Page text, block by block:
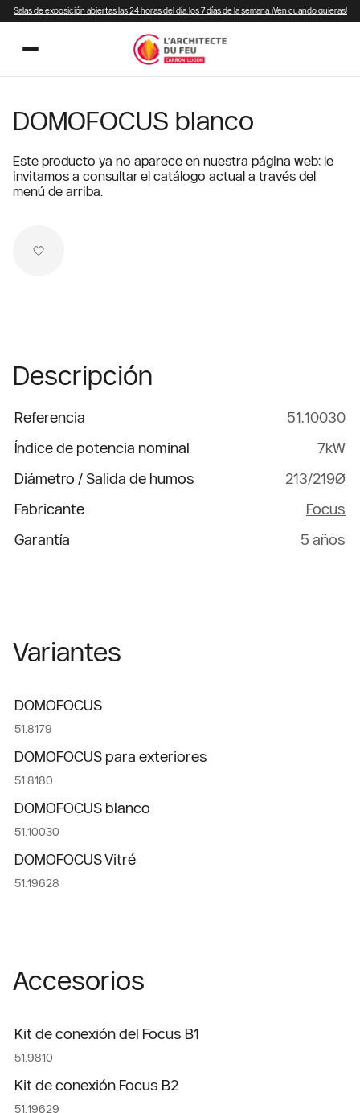
Salas de exposición abiertas las 24 horas del día, los 7 días de la semana. ¡Ven cuando quieras!
DOMOFOCUS blanco
Este producto ya no aparece en nuestra página web; le
invitamos a consultar el catálogo actual a través del
menú de arriba.
Descripción
Referencia
51.10030
Índice de potencia nominal
7kW
Diámetro / Salida de humos
213/219Ø
Fabricante
Focus
Garantía
5 años
Variantes
DOMOFOCUS
51.8179
DOMOFOCUS para exteriores
51.8180
DOMOFOCUS blanco
51.10030
DOMOFOCUS Vitré
51.19628
Accesorios
Kit de conexión del Focus B1
51.9810
Kit de conexión Focus B2
51.19629